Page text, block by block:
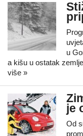
u
a kišu u ostatak
više »
je
Od